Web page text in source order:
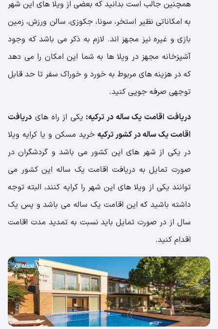
همچنین جالب است بدانید که بعضی از ویلا های این شهر
به امکاناتی نظیر استخر، سونا، جکوزی، سالن ورزش، زمین
بازی و غیره نیز مجهز اند. لازم به ذکر می باشد که وجود
آشپزخانه مجهز در ویلا ها به شما این امکان را می دهد
که در هزینه های مربوط به خورد و خوراک سفر تا حد قابل
توجهی صرفه جویی کنید.
دریافت اقامت یک ساله در ترکیه: یکی از راه های دریافت
اقامت یک ساله در کشور ترکیهخرید مسکن و یا کرایه ویلا
در یکی از شهر های این کشور می باشد و گردشگران در
صورت تمایل به دریافت اقامت یک ساله این کشور می
توانند یکی از ویلا های این شهر را کرایه کنند، البته توجه
داشته باشید که این اقامت یک ساله می باشد و پس یک
سال از در صورت تمایل باید نسبت به تمدید مدت اقامت
اقدام کنید.